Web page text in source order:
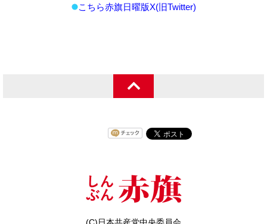
こちら赤旗日曜版X(旧Twitter)
(C)日本共産党中央委員会